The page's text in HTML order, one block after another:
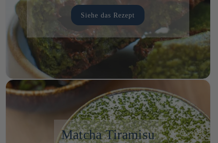
Siehe das Rezept
Matcha Tiramisu